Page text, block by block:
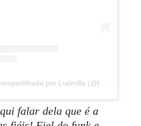
Uma publicação compartilhada por Ludmilla (@ludmilla)
falar dela que é a